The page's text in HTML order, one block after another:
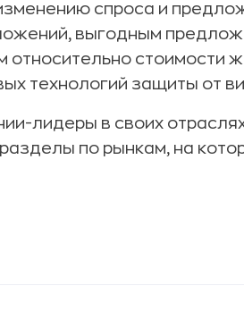
спроса и
выгодным
относительно стоимости
технологий защиты от
лидеры в своих
по рынкам, на